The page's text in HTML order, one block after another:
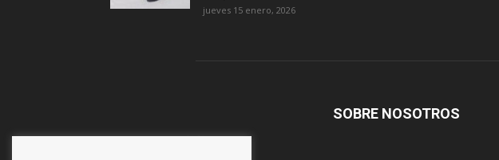
jueves 15 enero, 2026
SOBRE NOSOTROS